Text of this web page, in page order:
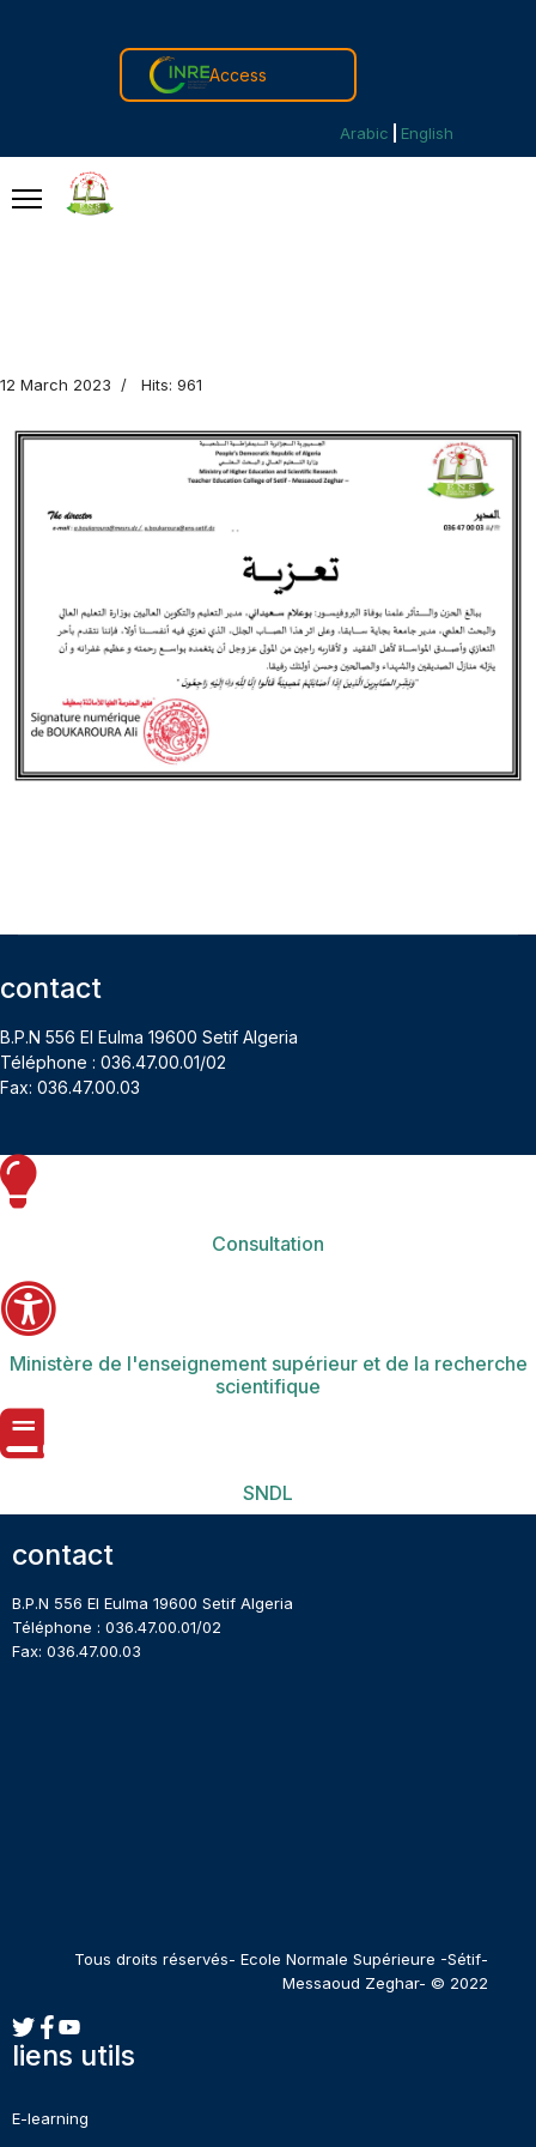
Access
Arabic English
12 March 2023 Hits: 961
contact
Téléphone : 036.47.00.01/02
Fax: 036.47.00.03
Consultation
Ministère de l'enseignement supérieur et de la recherche
scientifique
SNDL
contact
Téléphone : 036.47.00.01/02
Fax: 036.47.00.03
Tous droits réservés- Ecole Normale Supérieure -Sétif-
Messaoud Zeghar- © 2022
liens utils
E-learning